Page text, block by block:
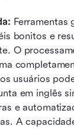
Ferramentas
bonitos e
O
usuários
em inglês
e
A